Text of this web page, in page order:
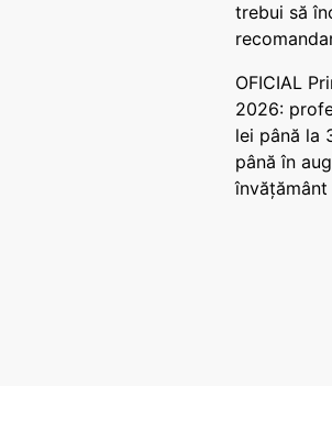
trebui să
OFICIAL
2026:
lei până la
până în
învățământ